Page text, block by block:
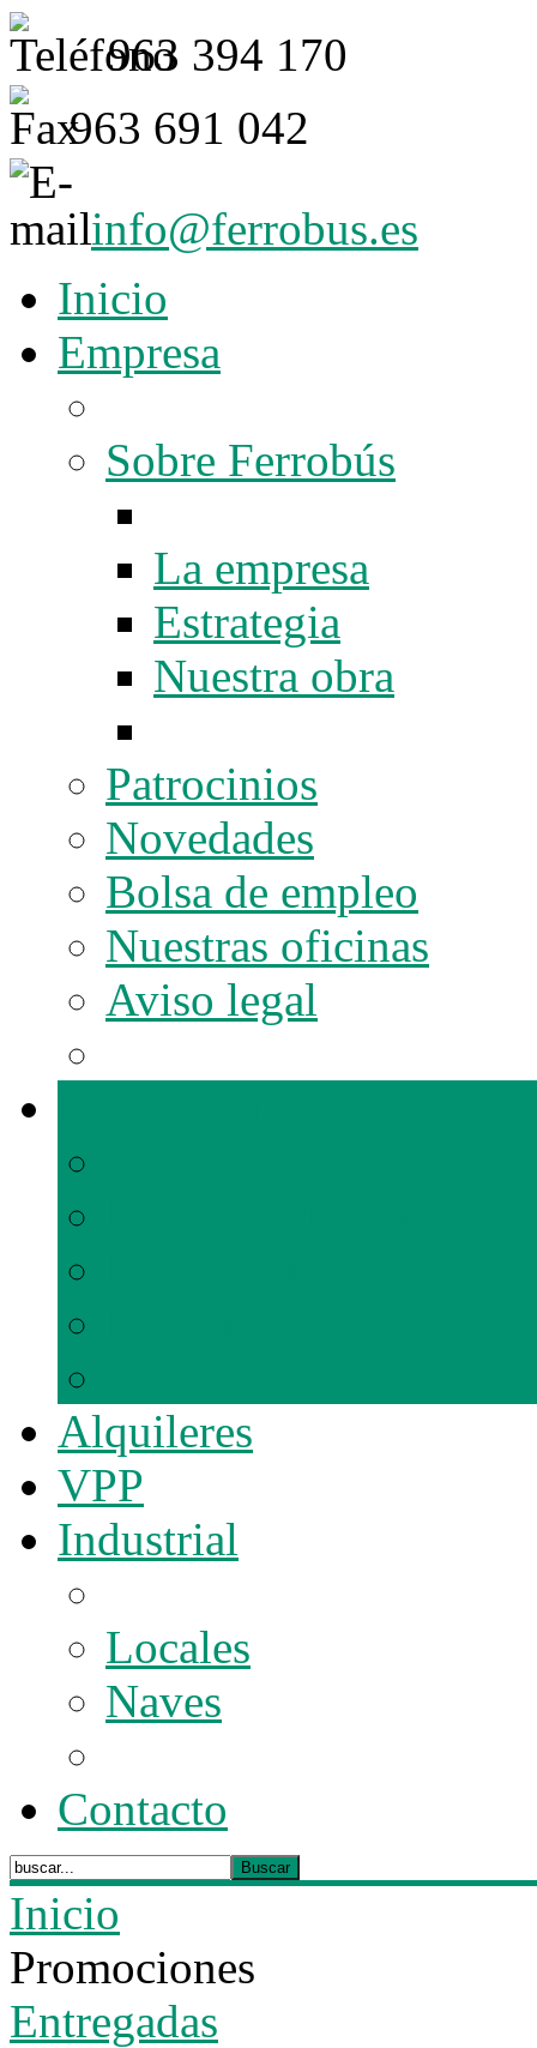
963 394 170
963 691 042
info@ferrobus.es
Inicio
Empresa
Sobre Ferrobús
La empresa
Estrategia
Nuestra obra
Patrocinios
Novedades
Bolsa de empleo
Nuestras oficinas
Aviso legal
Alquileres
VPP
Industrial
Locales
Naves
Contacto
Inicio
Promociones
Entregadas